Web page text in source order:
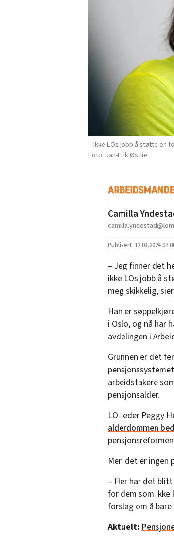
– Ikke LOs jobb å støtte en
Jan-Erik Østlie
Camilla
12.03.2024
– Jeg finner det
ikke LOs jobb å
meg skikkelig,
Han er
i Oslo, og nå har
avdelingen i
Grunnen er det
arbeidstakere
pensjonsalder.
LO-leder Peggy
alderdommen
Men det er ingen
– Her har det
for dem som ikke
forslag om å
Aktuelt: